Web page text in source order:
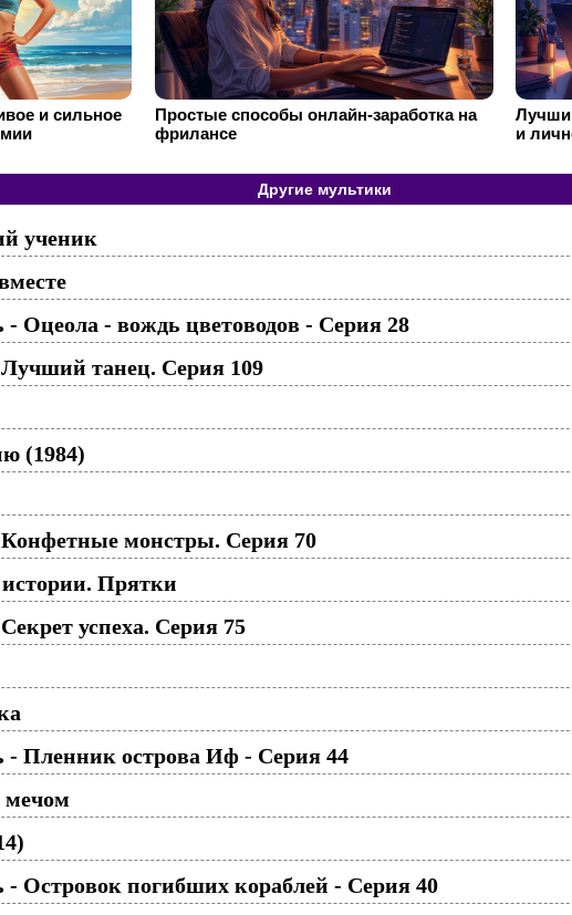
и сильное
Простые способы онлайн-заработка на
фрилансе
и
Другие мультики
ученик
Оцеола - вождь цветоводов - Серия 28
танец. Серия 109
(1984)
монстры. Серия 70
Прятки
успеха. Серия 75
Пленник острова Иф - Серия 44
Островок погибших кораблей - Серия 40